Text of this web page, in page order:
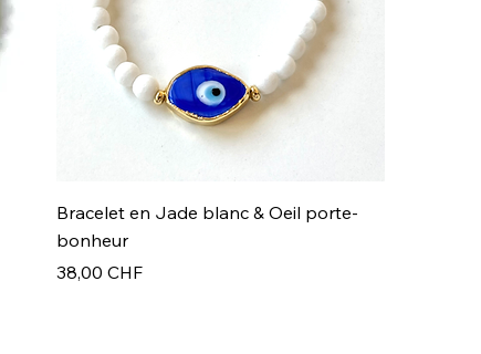
Bracelet en Jade blanc & Oeil porte-
bonheur
Prix
38,00 CHF